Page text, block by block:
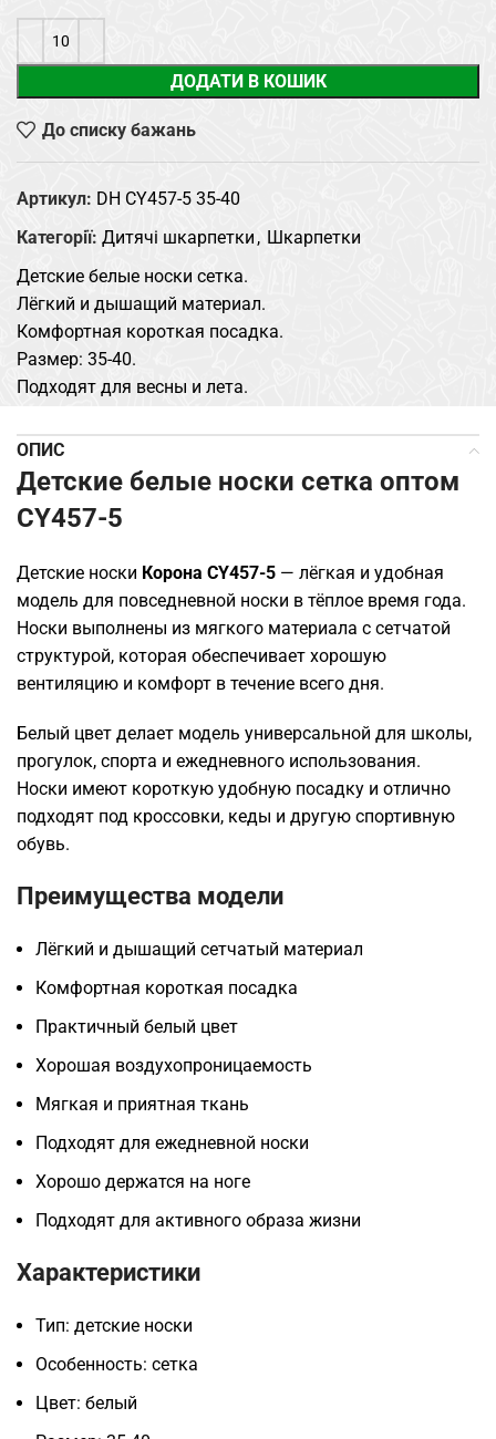
ДОДАТИ В КОШИК
До списку бажань
Артикул: DH CY457-5 35-40
Категорії: Дитячі шкарпетки , Шкарпетки
Детские белые носки сетка.
Лёгкий и дышащий материал.
Комфортная короткая посадка.
Размер: 35-40.
Подходят для весны и лета.
ОПИС
Детские белые носки сетка оптом
CY457-5
Детские носки Корона CY457-5 — лёгкая и удобная
модель для повседневной носки в тёплое время года.
Носки выполнены из мягкого материала с сетчатой
структурой, которая обеспечивает хорошую
вентиляцию и комфорт в течение всего дня.
Белый цвет делает модель универсальной для школы,
прогулок, спорта и ежедневного использования.
Носки имеют короткую удобную посадку и отлично
подходят под кроссовки, кеды и другую спортивную
обувь.
Преимущества модели
Лёгкий и дышащий сетчатый материал
Комфортная короткая посадка
Практичный белый цвет
Хорошая воздухопроницаемость
Мягкая и приятная ткань
Подходят для ежедневной носки
Хорошо держатся на ноге
Подходят для активного образа жизни
Характеристики
Тип: детские носки
Особенность: сетка
Цвет: белый